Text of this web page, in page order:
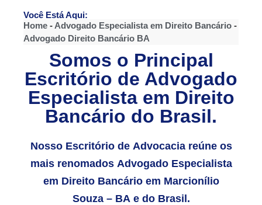
Você Está Aqui:
Home - Advogado Especialista em Direito Bancário -
Advogado Direito Bancário BA
Somos o Principal
Escritório de Advogado
Especialista em Direito
Bancário do Brasil.
Nosso Escritório de Advocacia reúne os
mais renomados Advogado Especialista
em Direito Bancário em Marcionílio
Souza – BA e do Brasil.